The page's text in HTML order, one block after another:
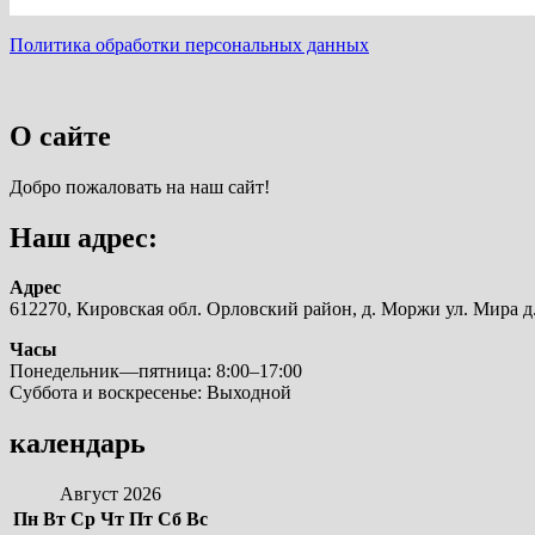
Политика обработки персональных данных
О сайте
Добро пожаловать на наш сайт!
Наш адрес:
Адрес
612270, Кировская обл. Орловский район, д. Моржи ул. Мира
Часы
Понедельник—пятница: 8:00–17:00
Суббота и воскресенье: Выходной
календарь
Август 2026
Пн Вт Ср Чт Пт Сб Вс